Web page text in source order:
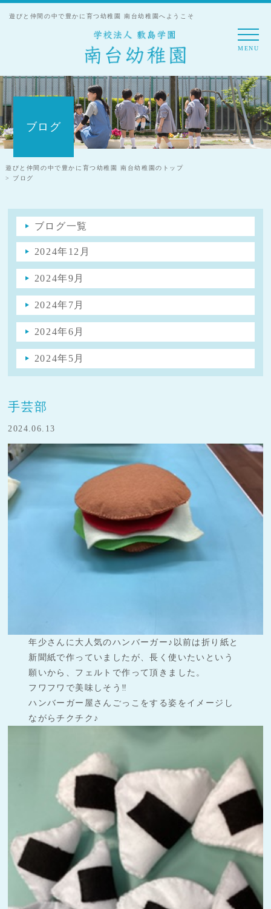
遊びと仲間の中で豊かに育つ幼稚園 南台幼稚園へようこそ
MENU
ブログ
遊びと仲間の中で豊かに育つ幼稚園 南台幼稚園のトップ
> ブログ
ブログ一覧
2024年12月
2024年9月
2024年7月
2024年6月
2024年5月
手芸部
2024.06.13
年少さんに大人気のハンバーガー♪以前は折り紙と
新聞紙で作っていましたが、長く使いたいという
願いから、フェルトで作って頂きました。
フワフワで美味しそう‼︎
ハンバーガー屋さんごっこをする姿をイメージし
ながらチクチク♪